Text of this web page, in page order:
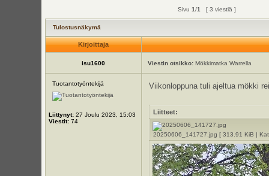
Sivu 1/1 [ 3 viestiä ]
Tulostusnäkymä
Kirjoittaja
isu1600 Viestin otsikko:Mökkimatka Warrella
Tuotantotyöntekijä
Liittynyt:27 Joulu 2023, 15:03
Viestit:74
Viikonloppuna tuli ajeltua mökki
Liitteet:
20250606_141727.jpg [ 313.91 KiB |